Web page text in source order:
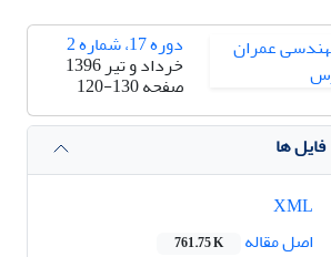
دوره 17، شماره 2
خرداد و تیر 1396
صفحه120-130
فایل ها
اصل مقاله
761.75 K